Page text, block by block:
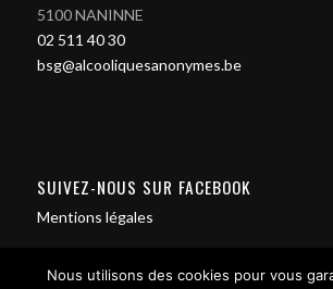
5100 NANINNE
02 511 40 30
bsg@alcooliquesanonymes.be
SUIVEZ-NOUS SUR FACEBOOK
Mentions légales
Nous utilisons des cookies pour vous